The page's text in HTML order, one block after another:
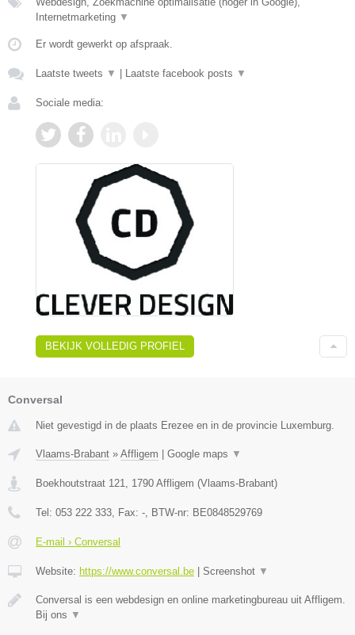
Internetmarketing ▼
Er wordt gewerkt op afspraak.
Laatste tweets ▼ Laatste facebook posts ▼
Sociale media:
BEKIJK VOLLEDIG PROFIEL
Conversal
Niet gevestigd in de plaats Erezee en in de provincie Luxemburg.
Vlaams-Brabant » Affligem Google maps ▼
Boekhoutstraat 121, 1790 Affligem (Vlaams-Brabant)
Tel: 053 222 333, Fax: -, BTW-nr: BE0848529769
E-mail › Conversal
Website: https://www.conversal.be Screenshot ▼
Conversal is een webdesign en online marketingbureau uit Affligem.
Bij ons ▼